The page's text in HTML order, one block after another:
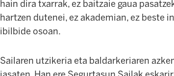
hain dira txarrak, ez baitzaie gaua
hartzen dutenei, ez akademian, ez beste
ibilbide osoan.
Sailaren utzikeria eta baldarkeriaren